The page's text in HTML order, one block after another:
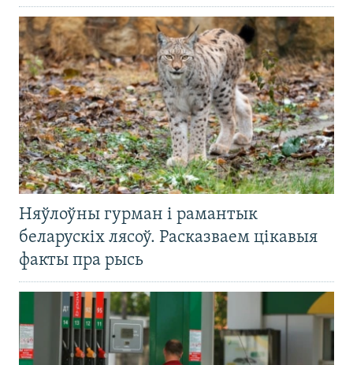
Няўлоўны гурман і рамантык
беларускіх лясоў. Расказваем цікавыя
факты пра рысь